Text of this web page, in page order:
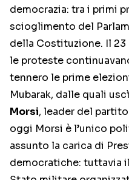
democrazia: tra i primi
scioglimento del
della Costituzione. Il 23
le proteste
tennero le prime
Mubarak, dalle quali
Morsi, leader del
oggi Morsi è l’unico
assunto la carica di
democratiche: tuttavia